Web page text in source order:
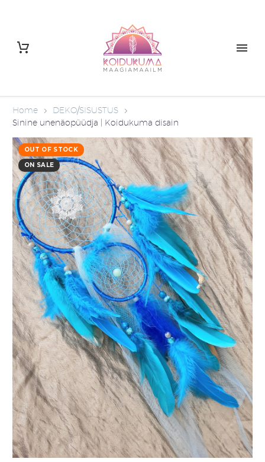
Home
DEKO/SISUSTUS
Sinine unenäopüüdja | Koidukuma disain
OUT OF STOCK
ON SALE